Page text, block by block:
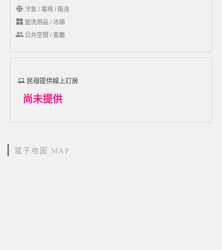
ac_unit 冷氣 / 電視 / 衛浴
widgets 盥洗用品 / 冰箱
group公共空間 / 客廳
民宿提供線上訂房
尚未提供
電子地圖 MAP